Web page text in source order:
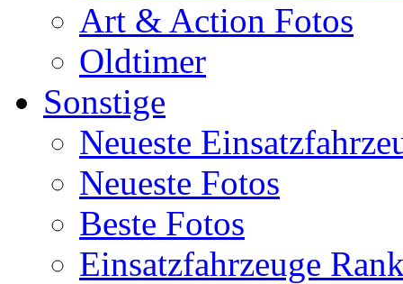
Art & Action Fotos
Oldtimer
Sonstige
Neueste
Neueste Fotos
Beste Fotos
Einsatzfahrzeuge